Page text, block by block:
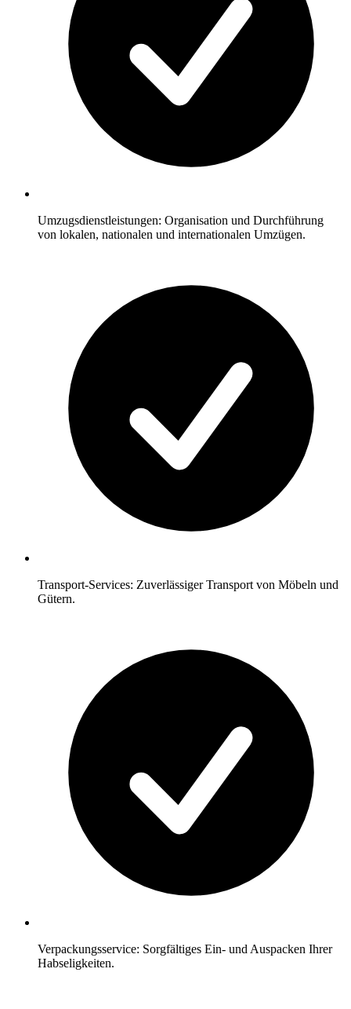
Umzugsdienstleistungen: Organisation und Durchführung
von lokalen, nationalen und internationalen Umzügen.
Transport-Services: Zuverlässiger Transport von Möbeln und
Gütern.
Verpackungsservice: Sorgfältiges Ein- und Auspacken Ihrer
Habseligkeiten.